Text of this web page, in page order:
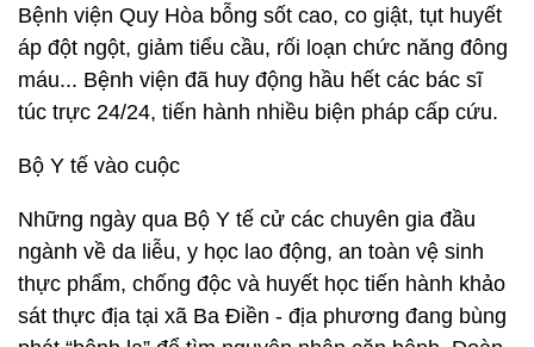
Bệnh viện Quy Hòa bỗng sốt cao, co giật, tụt huyết
áp đột ngột, giảm tiểu cầu, rối loạn chức năng đông
máu... Bệnh viện đã huy động hầu hết các bác sĩ
túc trực 24/24, tiến hành nhiều biện pháp cấp cứu.
Bộ Y tế vào cuộc
Những ngày qua Bộ Y tế cử các chuyên gia đầu
ngành về da liễu, y học lao động, an toàn vệ sinh
thực phẩm, chống độc và huyết học tiến hành khảo
sát thực địa tại xã Ba Điền - địa phương đang bùng